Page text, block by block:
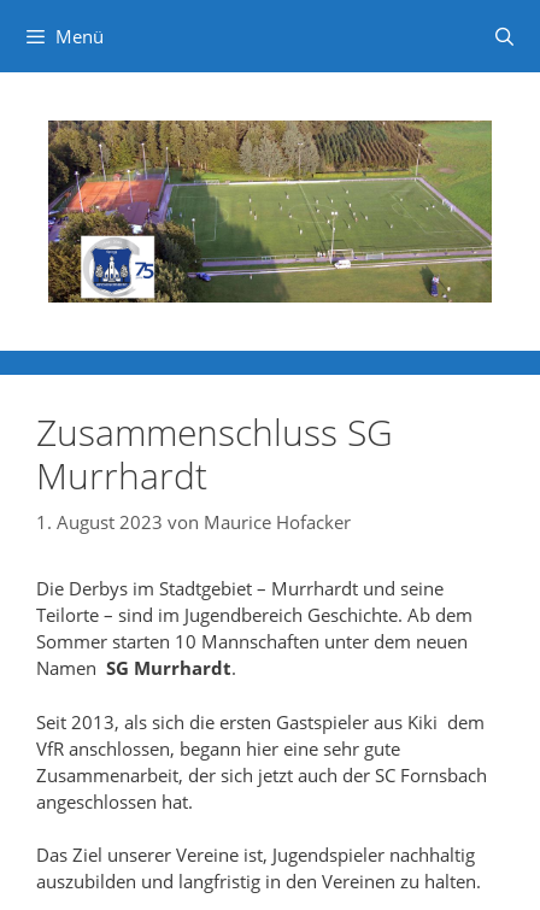
springen
Menü
Zusammenschluss SG
Murrhardt
1. August 2023 von Maurice Hofacker
Die Derbys im Stadtgebiet – Murrhardt und seine
Teilorte – sind im Jugendbereich Geschichte. Ab dem
Sommer starten 10 Mannschaften unter dem neuen
Namen SG Murrhardt.
Seit 2013, als sich die ersten Gastspieler aus Kiki dem
VfR anschlossen, begann hier eine sehr gute
Zusammenarbeit, der sich jetzt auch der SC Fornsbach
angeschlossen hat.
Das Ziel unserer Vereine ist, Jugendspieler nachhaltig
auszubilden und langfristig in den Vereinen zu halten.